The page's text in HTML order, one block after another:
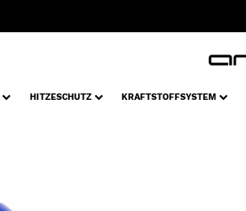
HITZESCHUTZ KRAFTSTOFFSYSTEM